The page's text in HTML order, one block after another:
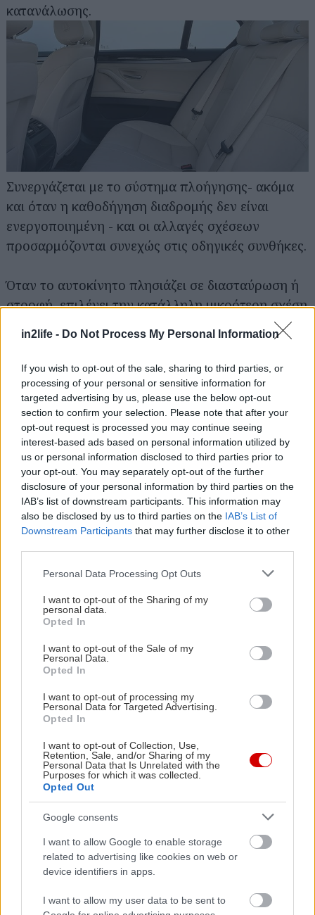
in2life - Do Not Process My Personal Information
If you wish to opt-out of the sale, sharing to third parties, or
processing of your personal or sensitive information for
targeted advertising by us, please use the below opt-out
section to confirm your selection. Please note that after your
opt-out request is processed you may continue seeing
interest-based ads based on personal information utilized by
us or personal information disclosed to third parties prior to
your opt-out. You may separately opt-out of the further
disclosure of your personal information by third parties on the
IAB’s list of downstream participants. This information may
also be disclosed by us to third parties on the IAB’s List of
Downstream Participants that may further disclose it to other
Please note that this website/app uses one or more Google
not limited to your visit or usage behaviour. You may click to
grant or deny consent to Google and its third-party tags to
use your data for below specified purposes in below Google
consent section.
Personal Data Processing Opt Outs
I want to opt-out of the Sharing of my
personal data.
Opted In
I want to opt-out of the Sale of my
Personal Data.
Opted In
I want to opt-out of processing my
Personal Data for Targeted Advertising.
Opted In
I want to opt-out of Collection, Use,
Retention, Sale, and/or Sharing of my
Personal Data that Is Unrelated with the
Purposes for which it was collected.
Opted Out
Google consents
I want to allow Google to enable storage
related to advertising like cookies on web or
device identifiers in apps.
I want to allow my user data to be sent to
κατανάλωσης.
Συνεργάζεται με το σύστημα πλοήγησης- ακόμα
και όταν η καθοδήγηση διαδρομής δεν είναι
ενεργοποιημένη - και οι αλλαγές σχέσεων
προσαρμόζονται συνεχώς στις οδηγικές συνθήκες.
Όταν το αυτοκίνητο πλησιάζει σε διασταύρωση ή
στροφή, επιλέγει την κατάλληλη μικρότερη σχέση
έγκαιρα. Αποτρέπει τις περιττές αλλαγές σχέσεων
μεταξύ δύο συνεχόμενων στροφών.
Μέση κατανάλωση στο τεστ 8 λίτρα/100χλμ.,
εργοστασιακή 4,5 λίτρα/100χλμ. Στο ταξίδι 6,2
λίτρα/100χλμ. Εκπομπές CO2 114 γραμ./χλμ.
Τι άλλο θα ήθελα; Περισσότερους χώρους για
τους πίσω επιβάτες και μεγαλύτερες πλαϊνές
απολαυστικό αυτόματο κιβώτιο.
Αναζήτηση
για...